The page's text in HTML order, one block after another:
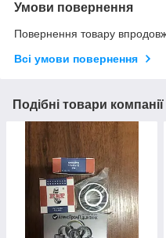
Умови повернення
Повернення товару
Всі умови повернення
Подібні товари компанії